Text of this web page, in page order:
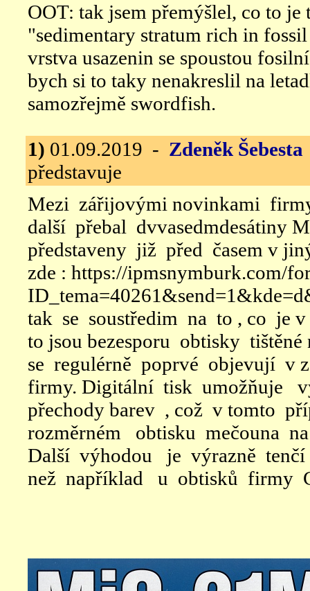
OOT: tak jsem přemýšlel, co to je
"sedimentary stratum rich in
vrstva usazenin se spoustou
bych si to taky nenakreslil na
samozřejmě swordfish.
1) 01.09.2019 - Zdeněk Šebesta
představuje
Mezi zářijovými novinkami
další přebal dvvasedmdesátiny
představeny již před časem v
zde : https://ipmsnymburk.com/
tak se soustředim na to , co je
to jsou bezesporu obtisky
se regulérně poprvé objevují v
firmy. Digitální tisk umožňuje
přechody barev , což v tomto
rozměrném obtisku mečouna
Další výhodou je výrazně
než například u obtisků firmy